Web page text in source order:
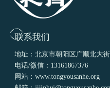
联系我们
地址：北京市朝阳区广顺北大
电话/微信：13161867376
网站：www.tongyousanhe.org